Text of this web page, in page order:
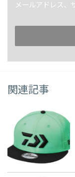
メールアドレス、
関連記事